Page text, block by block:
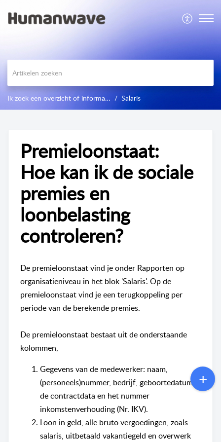
Ik zoek een overzicht of informatie Salaris
Premieloonstaat:
Hoe kan ik de sociale
premies en
loonbelasting
controleren?
De premieloonstaat vind je onder Rapporten op
organisatieniveau in het blok 'Salaris'. Op de
premieloonstaat vind je een terugkoppeling per
periode van de berekende premies.
De premieloonstaat bestaat uit de onderstaande
kolommen,
Gegevens van de medewerker: naam,
(personeels)nummer, bedrijf, geboortedatum,
de contractdata en het nummer
inkomstenverhouding (Nr. IKV).
Loon in geld, alle bruto vergoedingen, zoals
salaris, uitbetaald vakantiegeld en overwerk